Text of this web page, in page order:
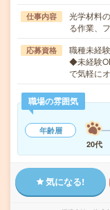
仕事内容
光学材料
る作業、
応募資格
職種未経
◆未経験
で気軽に
職場の雰囲気
年齢層
20代
気になる!